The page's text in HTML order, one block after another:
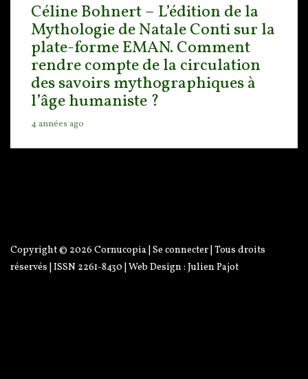
Céline Bohnert – L’édition de la
Mythologie de Natale Conti sur la
plate-forme EMAN. Comment
rendre compte de la circulation
des savoirs mythographiques à
l’âge humaniste ?
4 années ago
Copyright © 2026 Cornucopia Se connecter | Tous droits
réservés | ISSN 2261-8430 | Web Design : Julien Pajot